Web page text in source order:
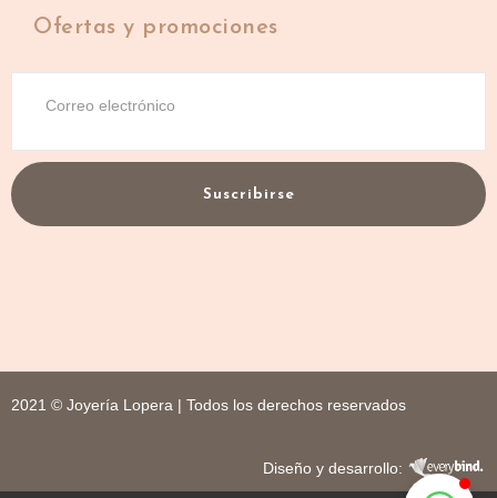
Ofertas y promociones
Suscribirse
2021 © Joyería Lopera | Todos los derechos reservados
Diseño y desarrollo: